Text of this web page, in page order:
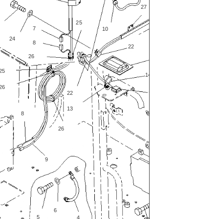
4
5
6
13
7
10
22
27
22
14
26
9
8
26
7
8
25
24